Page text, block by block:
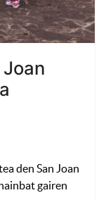
den San Joan
gairen